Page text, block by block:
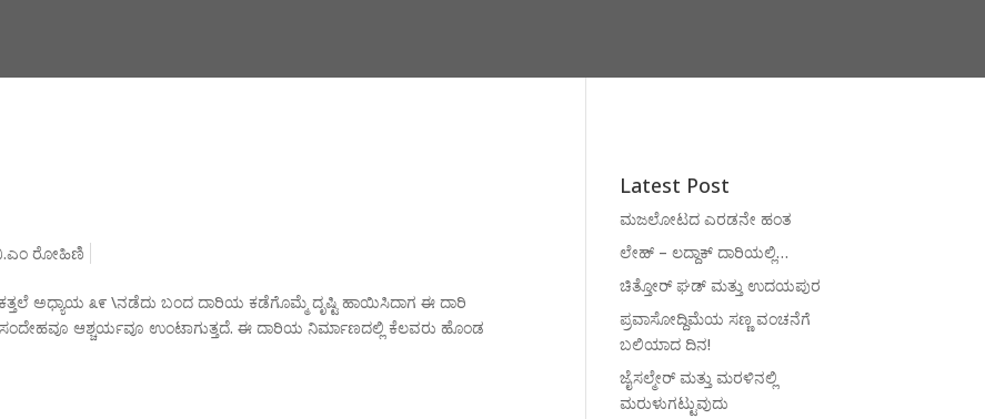
ರೋಹಿಣಿ
ಅಧ್ಯಾಯ ೩೯ \ನಡೆದು ಬಂದ ದಾರಿಯ ಕಡೆಗೊಮ್ಮೆ ದೃಷ್ಟಿ ಹಾಯಿಸಿದಾಗ ಈ ದಾರಿ
ಆಶ್ಚರ್ಯವೂ ಉಂಟಾಗುತ್ತದೆ. ಈ ದಾರಿಯ ನಿರ್ಮಾಣದಲ್ಲಿ ಕೆಲವರು ಹೊಂಡ
Latest Post
ಮಜಲೋಟದ ಎರಡನೇ ಹಂತ
ಲೇಹ್ – ಲದ್ದಾಕ್ ದಾರಿಯಲ್ಲಿ…
ಚಿತ್ತೋರ್ ಘಡ್ ಮತ್ತು ಉದಯಪುರ
ಪ್ರವಾಸೋದ್ದಿಮೆಯ ಸಣ್ಣ ವಂಚನೆಗೆ
ಬಲಿಯಾದ ದಿನ!
ಜೈಸಲ್ಮೇರ್ ಮತ್ತು ಮರಳಿನಲ್ಲಿ
ಮರುಳುಗಟ್ಟುವುದು